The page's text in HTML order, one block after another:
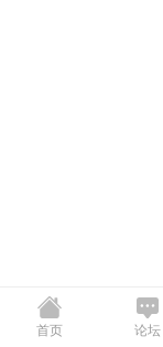
首页 论坛